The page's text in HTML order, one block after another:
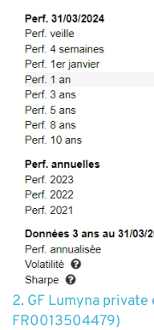
2. GF Lumyna
FR0013504479)